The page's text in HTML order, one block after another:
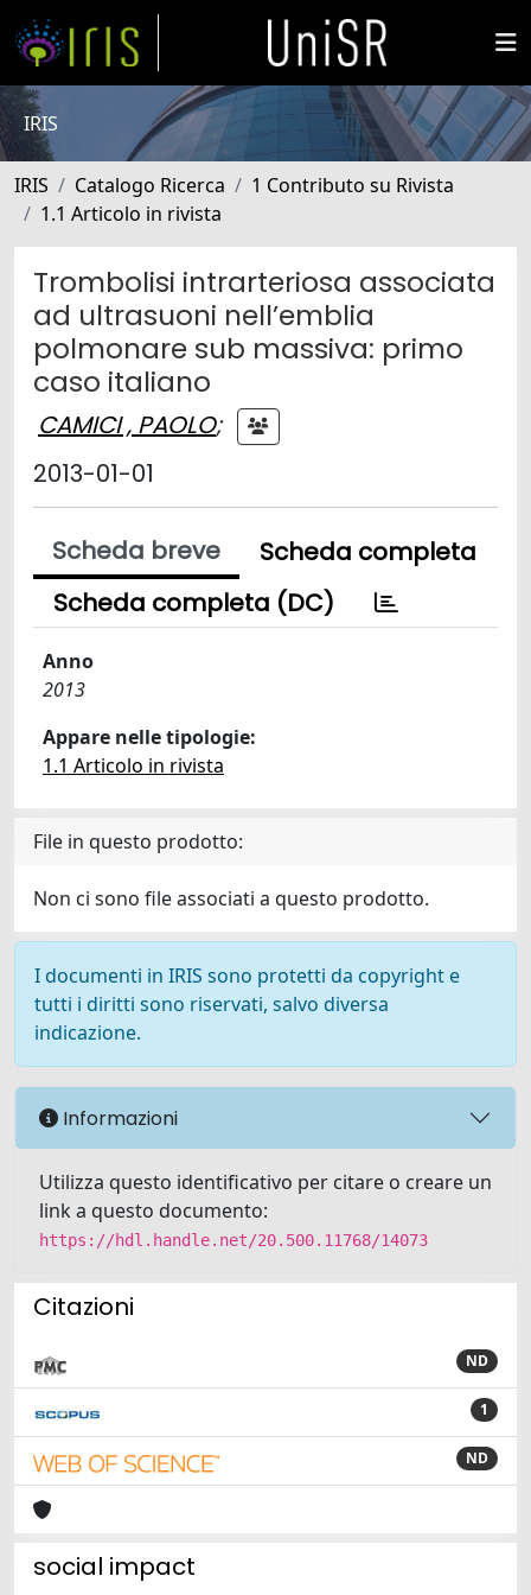
IRIS
IRIS Catalogo Ricerca
1 Contributo su Rivista
1.1 Articolo in rivista
Trombolisi intrarteriosa associata
ad ultrasuoni nell’emblia
polmonare sub massiva: primo
caso italiano
CAMICI , PAOLO;
2013-01-01
Scheda breve
Scheda completa
Scheda completa (DC)
Anno
2013
Appare nelle tipologie:
1.1 Articolo in rivista
File in questo prodotto:
Non ci sono file associati a questo prodotto.
I documenti in IRIS sono protetti da copyright e
tutti i diritti sono riservati, salvo diversa
indicazione.
Informazioni
Utilizza questo identificativo per citare o creare un
link a questo documento:
https://hdl.handle.net/20.500.11768/14073
Citazioni
ND
1
ND
social impact